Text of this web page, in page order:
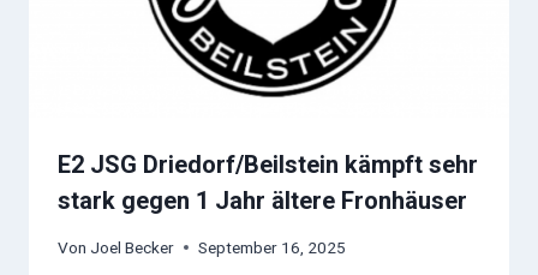
E2 JSG Driedorf/Beilstein kämpft sehr
stark gegen 1 Jahr ältere Fronhäuser
Von Joel Becker September 16, 2025